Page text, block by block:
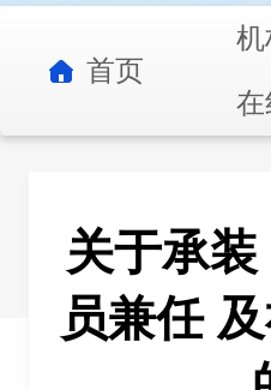
首页
机
在
关于承
员兼任